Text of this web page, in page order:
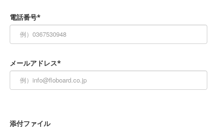
電話番号*
メールアドレス*
添付ファイル